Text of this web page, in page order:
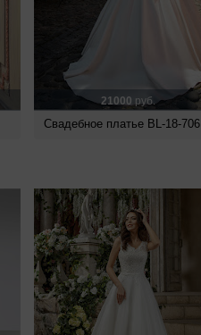
21000 руб.
Свадебное платье BL-18-706